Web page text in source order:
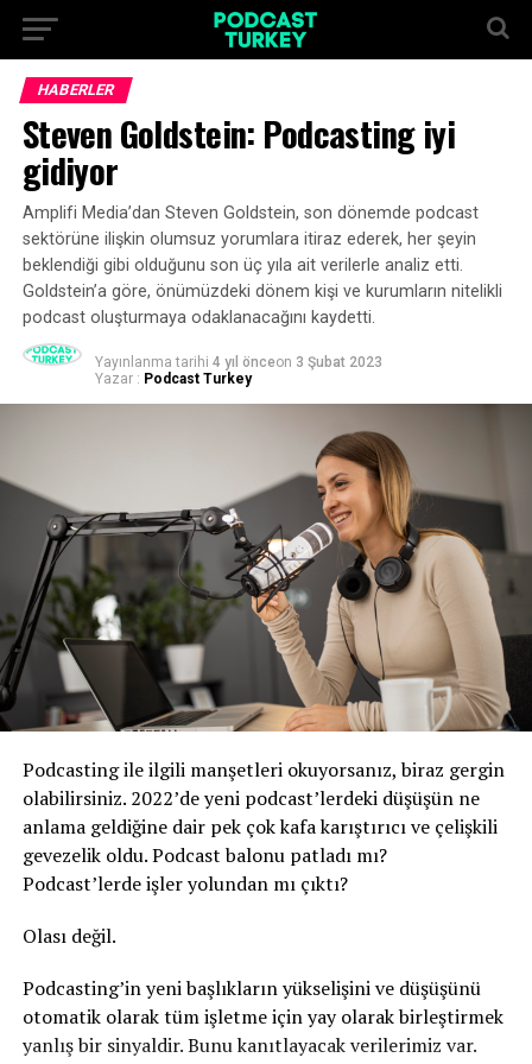
HABERLER
Steven Goldstein: Podcasting iyi
gidiyor
Amplifi Media’dan Steven Goldstein, son dönemde podcast
sektörüne ilişkin olumsuz yorumlara itiraz ederek, her şeyin
beklendiği gibi olduğunu son üç yıla ait verilerle analiz etti.
Goldstein’a göre, önümüzdeki dönem kişi ve kurumların nitelikli
podcast oluşturmaya odaklanacağını kaydetti.
Yayınlanma tarihi 4 yıl önceon 3 Şubat 2023
Yazar : Podcast Turkey
Podcasting ile ilgili manşetleri okuyorsanız, biraz gergin
olabilirsiniz. 2022’de yeni podcast’lerdeki düşüşün ne
anlama geldiğine dair pek çok kafa karıştırıcı ve çelişkili
gevezelik oldu. Podcast balonu patladı mı?
Podcast’lerde işler yolundan mı çıktı?
Olası değil.
Podcasting’in yeni başlıkların yükselişini ve düşüşünü
otomatik olarak tüm işletme için yay olarak birleştirmek
yanlış bir sinyaldir. Bunu kanıtlayacak verilerimiz var.